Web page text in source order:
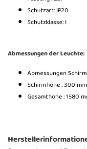
Schutzart: IP20
Schutzklasse: I
Abmessungen der Leuchte:
Abmessungen
Schirmhöhe . 300 mm
Gesamthöhe : 1580